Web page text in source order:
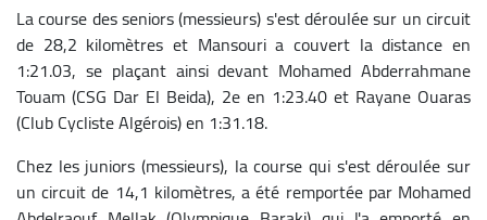
La course des seniors (messieurs) s'est déroulée sur un circuit
de 28,2 kilomètres et Mansouri a couvert la distance en
1:21.03, se plaçant ainsi devant Mohamed Abderrahmane
Touam (CSG Dar El Beida), 2e en 1:23.40 et Rayane Ouaras
(Club Cycliste Algérois) en 1:31.18.
Chez les juniors (messieurs), la course qui s'est déroulée sur
un circuit de 14,1 kilomètres, a été remportée par Mohamed